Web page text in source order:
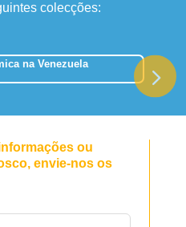
colecções:
na Venezuela
ou
envie-nos os